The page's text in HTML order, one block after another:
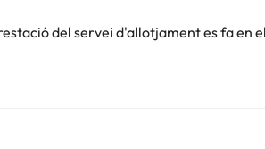
tarifes directament a l'establiment.
del servei d'allotjament es fa en